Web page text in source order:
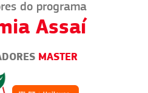
do programa
Assaí
MASTER